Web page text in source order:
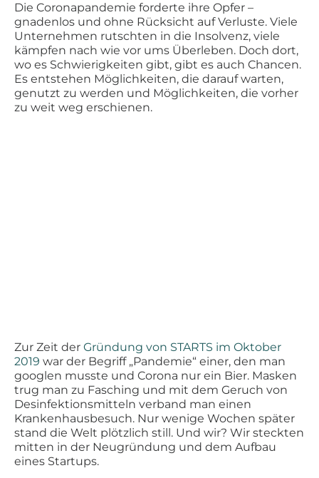
Die Coronapandemie forderte ihre Opfer –
gnadenlos und ohne Rücksicht auf Verluste. Viele
Unternehmen rutschten in die Insolvenz, viele
kämpfen nach wie vor ums Überleben. Doch dort,
wo es Schwierigkeiten gibt, gibt es auch Chancen.
Es entstehen Möglichkeiten, die darauf warten,
genutzt zu werden und Möglichkeiten, die vorher
zu weit weg erschienen.
Zur Zeit der Gründung von STARTS im Oktober
2019 war der Begriff „Pandemie“ einer, den man
googlen musste und Corona nur ein Bier. Masken
trug man zu Fasching und mit dem Geruch von
Desinfektionsmitteln verband man einen
Krankenhausbesuch. Nur wenige Wochen später
stand die Welt plötzlich still. Und wir? Wir steckten
mitten in der Neugründung und dem Aufbau
eines Startups.